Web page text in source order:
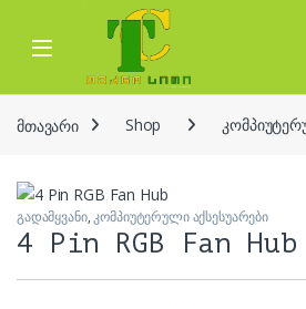
Skip to navigation
Skip to content
Open
მთავარი Shop
გადამყვანი,კომპიუტერული აქსესუარები
4 Pin RGB Fan Hub